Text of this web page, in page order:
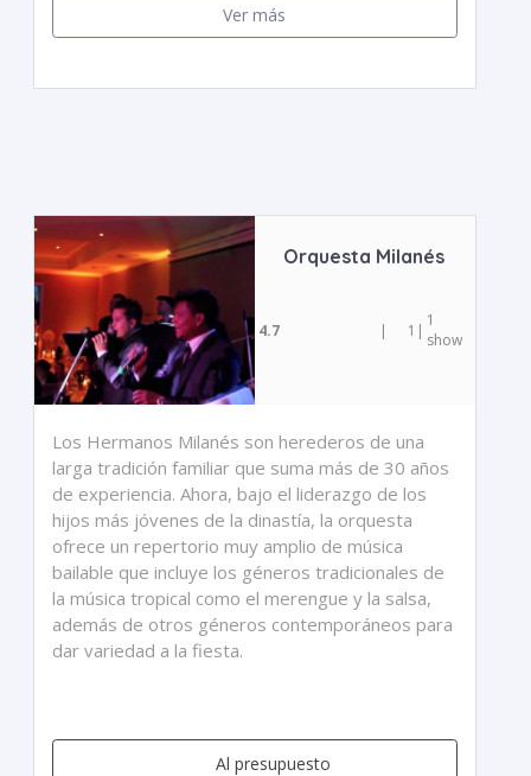
Ver más
Orquesta Milanés
4.7 | 1 | 1
show
Los Hermanos Milanés son herederos de una
larga tradición familiar que suma más de 30 años
de experiencia. Ahora, bajo el liderazgo de los
hijos más jóvenes de la dinastía, la orquesta
ofrece un repertorio muy amplio de música
bailable que incluye los géneros tradicionales de
la música tropical como el merengue y la salsa,
además de otros géneros contemporáneos para
dar variedad a la fiesta.
Al presupuesto